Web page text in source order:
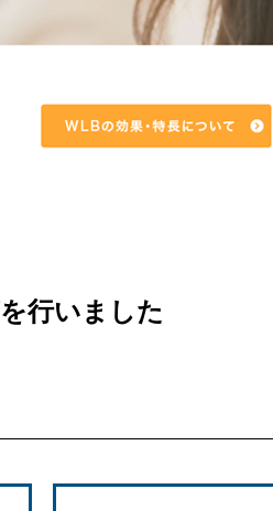
行いました